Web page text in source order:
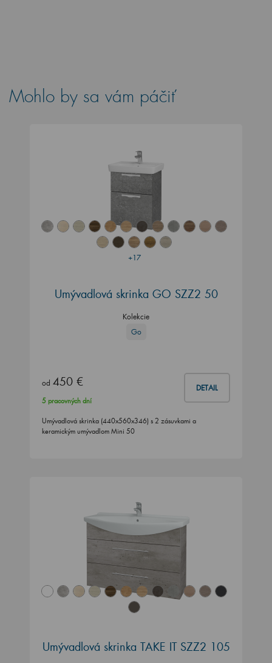
Mohlo by sa vám páčiť
+17
Umývadlová skrinka GO SZZ2 50
Kolekcie
Go
od 450 € DETAIL
5 pracovných dní
Umývadlová skrinka (440x560x346) s 2 zásuvkami a
keramickým umývadlom Mini 50
Umývadlová skrinka TAKE IT SZZ2 105